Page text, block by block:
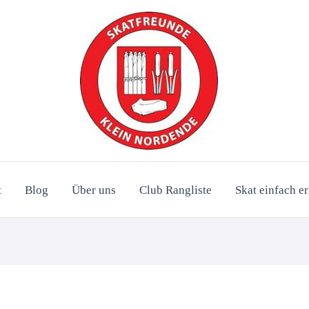
Blog Über uns Club Rangliste Skat einfach